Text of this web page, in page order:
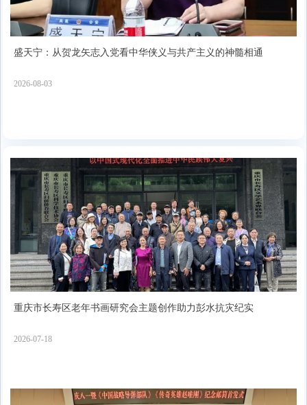
盛天宁：从贺龙矢志入党看中华侠义与共产主义的神髓相通
2026-08-03
重庆市长寿区老年书画研究会主题创作助力彭水抗灾纪实
2026-07-18